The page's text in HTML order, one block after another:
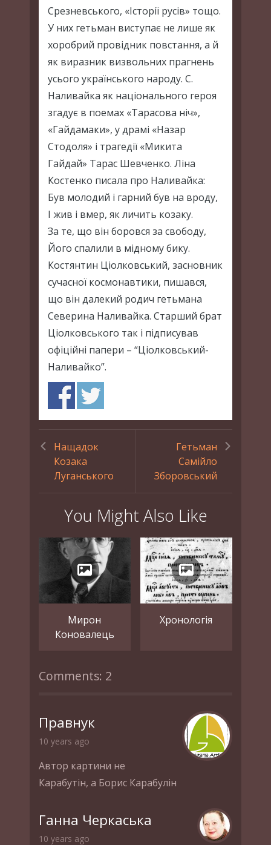
Срезневського, «Історії русів» тощо.
У них гетьман виступає не лише як
хоробрий провідник повстання, а й
як виразник визвольних прагнень
усього українського народу. С.
Наливайка як національного героя
згадує в поемах «Тарасова ніч»,
«Гайдамаки», у драмі «Назар
Стодоля» і трагедії «Микита
Гайдай» Тарас Шевченко. Ліна
Костенко писала про Наливайка:
Був молодий і гарний був на вроду,
І жив і вмер, як личить козаку.
За те, що він боровся за свободу,
Його спалили в мідному бику.
Костянтин Ціолковський, засновник
сучасної космонавтики, пишався,
що він далекий родич гетьмана
Северина Наливайка. Старший брат
Ціолковського так і підписував
офіційні папери – “Ціолковський-
Наливайко”.
Нащадок
Козака
Луганського
Гетьман
Самійло
Зборовський
You Might Also Like
Мирон
Коновалець
Хронологія
Comments: 2
Правнук
10 years ago
Автор картини не
Карабутін, а Борис Карабулін
Ганна Черкаська
10 years ago